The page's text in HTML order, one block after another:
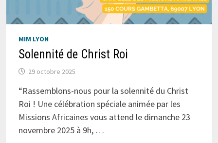
MIM LYON
Solennité de Christ Roi
29 octobre 2025
“Rassemblons-nous pour la solennité du Christ
Roi ! Une célébration spéciale animée par les
Missions Africaines vous attend le dimanche 23
novembre 2025 à 9h, …